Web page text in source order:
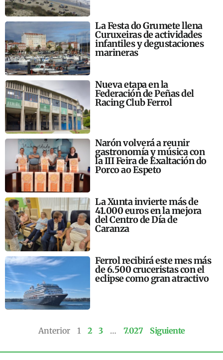
La Festa do Grumete llena
Curuxeiras de actividades
infantiles y degustaciones
marineras
Nueva etapa en la
Federación de Peñas del
Racing Club Ferrol
Narón volverá a reunir
gastronomía y música con
la III Feira de Exaltación do
Porco ao Espeto
La Xunta invierte más de
41.000 euros en la mejora
del Centro de Día de
Caranza
Ferrol recibirá este mes más
de 6.500 cruceristas con el
eclipse como gran atractivo
Anterior 1 2 3 … 7.027 Siguiente